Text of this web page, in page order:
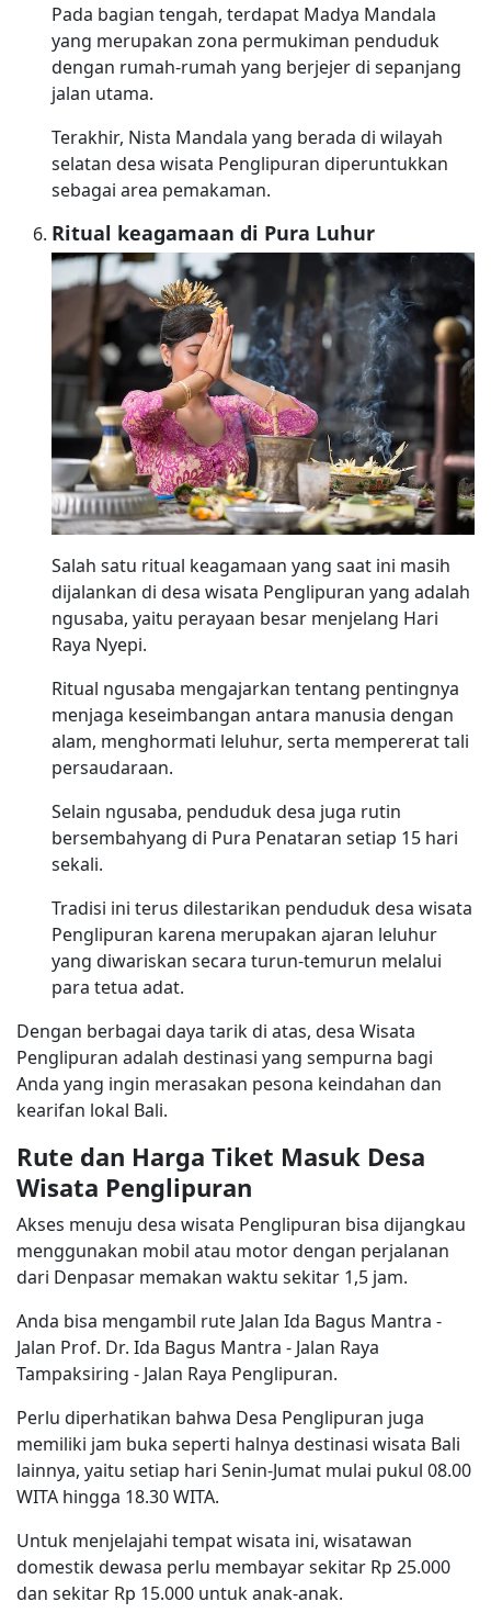
Pada bagian tengah, terdapat Madya Mandala
yang merupakan zona permukiman penduduk
dengan rumah-rumah yang berjejer di sepanjang
jalan utama.
Terakhir, Nista Mandala yang berada di wilayah
selatan desa wisata Penglipuran diperuntukkan
sebagai area pemakaman.
Ritual keagamaan di Pura Luhur
Salah satu ritual keagamaan yang saat ini masih
dijalankan di desa wisata Penglipuran yang adalah
ngusaba, yaitu perayaan besar menjelang Hari
Raya Nyepi.
Ritual ngusaba mengajarkan tentang pentingnya
menjaga keseimbangan antara manusia dengan
alam, menghormati leluhur, serta mempererat tali
persaudaraan.
Selain ngusaba, penduduk desa juga rutin
bersembahyang di Pura Penataran setiap 15 hari
sekali.
Tradisi ini terus dilestarikan penduduk desa wisata
Penglipuran karena merupakan ajaran leluhur
yang diwariskan secara turun-temurun melalui
para tetua adat.
Dengan berbagai daya tarik di atas, desa Wisata
Penglipuran adalah destinasi yang sempurna bagi
Anda yang ingin merasakan pesona keindahan dan
kearifan lokal Bali.
Rute dan Harga Tiket Masuk Desa
Wisata Penglipuran
Akses menuju desa wisata Penglipuran bisa dijangkau
menggunakan mobil atau motor dengan perjalanan
dari Denpasar memakan waktu sekitar 1,5 jam.
Anda bisa mengambil rute Jalan Ida Bagus Mantra -
Jalan Prof. Dr. Ida Bagus Mantra - Jalan Raya
Tampaksiring - Jalan Raya Penglipuran.
Perlu diperhatikan bahwa Desa Penglipuran juga
memiliki jam buka seperti halnya destinasi wisata Bali
lainnya, yaitu setiap hari Senin-Jumat mulai pukul 08.00
WITA hingga 18.30 WITA.
Untuk menjelajahi tempat wisata ini, wisatawan
domestik dewasa perlu membayar sekitar Rp 25.000
dan sekitar Rp 15.000 untuk anak-anak.